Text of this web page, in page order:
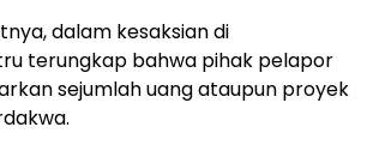
dalam kesaksian di
terungkap bahwa pihak pelapor
sejumlah uang ataupun proyek